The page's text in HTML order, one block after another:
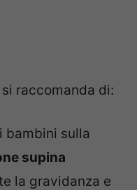
raccomanda di:
bambini sulla
supina
la gravidanza e